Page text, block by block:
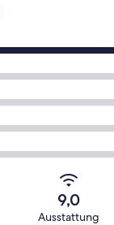
9,0
Ausstattung